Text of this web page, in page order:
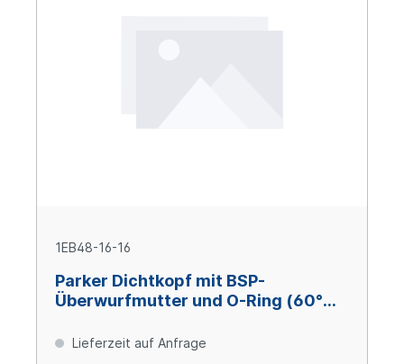
1EB48-16-16
Parker Dichtkopf mit BSP-
Überwurfmutter und O-Ring (60°
Lieferzeit auf Anfrage